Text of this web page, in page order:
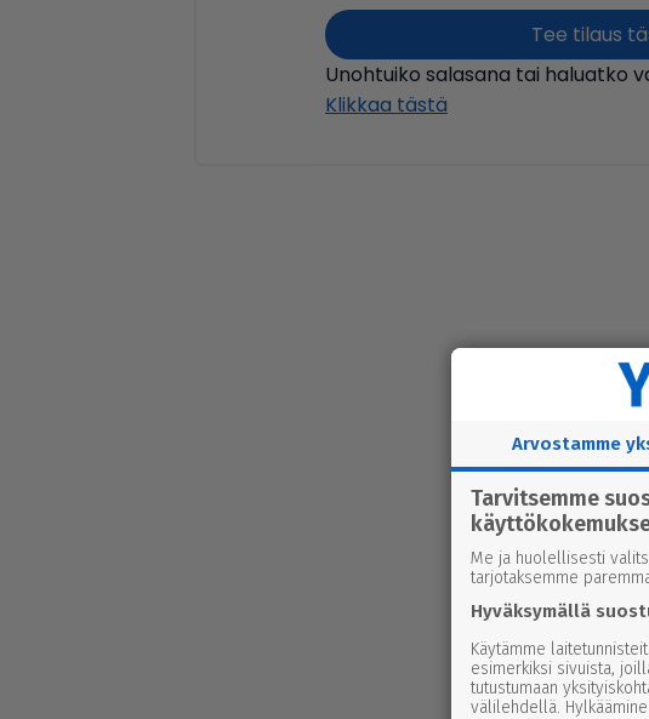
Tee tilaus
Unohtuiko salasana tai haluatko
Klikkaa tästä
Arvostamme
Tarvitsemme
Me ja huolellisesti
tarjotaksemme
Hyväksymällä
Käytämme
esimerkiksi sivuista,
tutustumaan
välilehdellä.